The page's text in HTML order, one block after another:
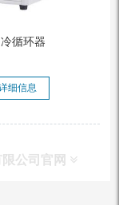
循环器
细信息
公司官网